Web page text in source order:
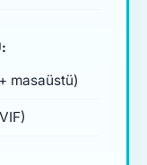
masaüstü)